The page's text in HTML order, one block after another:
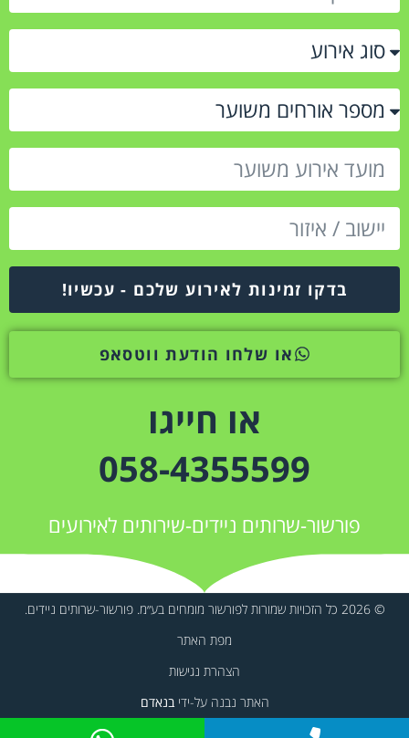
בדקו זמינות לאירוע שלכם - עכשיו!
או שלחו הודעת ווטסאפ
או חייגו
058-4355599
פורשור-שרותים ניידים-שירותים לאירועים
© 2026 כל הזכויות שמורות לפורשור מומחים בע״מ. פורשור-שרותים ניידים.
מפת האתר
הצהרת נגישות
האתר נבנה על-ידיבנאדם